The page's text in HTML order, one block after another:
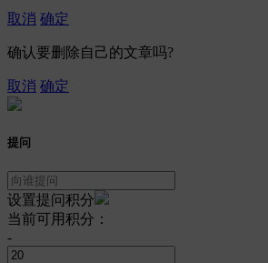
取消 确定
确认要删除自己的文章吗?
取消 确定
提问
设置提问积分
当前可用积分：
-